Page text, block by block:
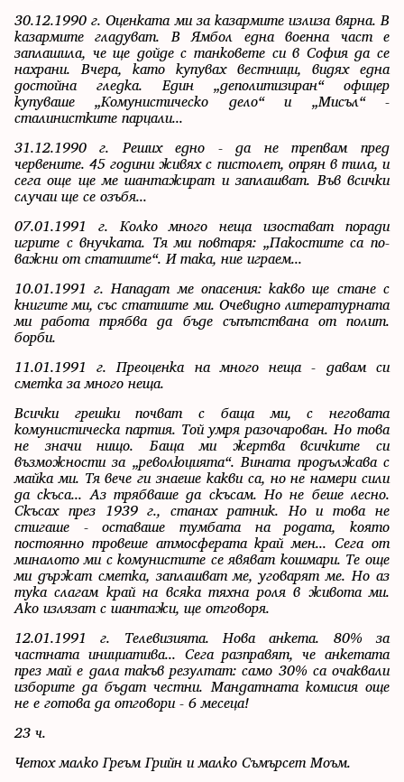
30.12.1990 г. Оценката ми за казармите излиза вярна. В
казармите гладуват. В Ямбол една военна част е
заплашила, че ще дойде с танковете си в София да се
нахрани. Вчера, като купувах вестници, видях една
достойна гледка. Един „деполитизиран“ офицер
купуваше „Комунистическо дело“ и „Мисъл“ -
сталинистките парцали...
31.12.1990 г. Реших едно - да не трепвам пред
червените. 45 години живях с пистолет, опрян в тила, и
сега още ще ме шантажират и заплашват. Във всички
случаи ще се озъбя...
07.01.1991 г. Колко много неща изостават поради
игрите с внучката. Тя ми повтаря: „Пакостите са по-
важни от статиите“. И така, ние играем...
10.01.1991 г. Нападат ме опасения: какво ще стане с
книгите ми, със статиите ми. Очевидно литературната
ми работа трябва да бъде съпътствана от полит.
борби.
11.01.1991 г. Преоценка на много неща - давам си
сметка за много неща.
Всички грешки почват с баща ми, с неговата
комунистическа партия. Той умря разочарован. Но това
не значи нищо. Баща ми жертва всичките си
възможности за „революцията“. Вината продължава с
майка ми. Тя вече ги знаеше какви са, но не намери сили
да скъса... Аз трябваше да скъсам. Но не беше лесно.
Скъсах през 1939 г., станах ратник. Но и това не
стигаше - оставаше тумбата на родата, която
постоянно тровеше атмосферата край мен... Сега от
миналото ми с комунистите се явяват кошмари. Те още
ми държат сметка, заплашват ме, уговарят ме. Но аз
тука слагам край на всяка тяхна роля в живота ми.
Ако излязат с шантажи, ще отговоря.
12.01.1991 г. Телевизията. Нова анкета. 80% за
частната инициатива... Сега разправят, че анкетата
през май е дала такъв резултат: само 30% са очаквали
изборите да бъдат честни. Мандатната комисия още
не е готова да отговори - 6 месеца!
23 ч.
Четох малко Греъм Грийн и малко Съмърсет Моъм.